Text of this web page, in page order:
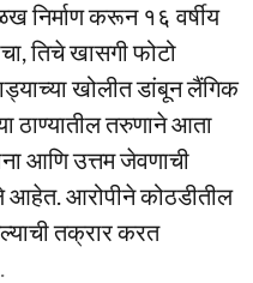
निर्माण करून १६ वर्षीय
तिचे खासगी फोटो
खोलीत डांबून लैंगिक
ठाण्यातील तरुणाने आता
आणि उत्तम जेवणाची
आहेत. आरोपीने कोठडीतील
तक्रार करत